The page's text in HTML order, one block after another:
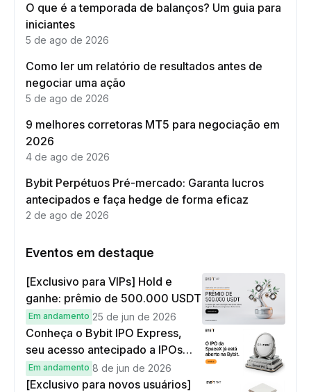
O que é a temporada de balanços? Um guia para
iniciantes
5 de ago de 2026
Como ler um relatório de resultados antes de
negociar uma ação
5 de ago de 2026
9 melhores corretoras MT5 para negociação em
2026
4 de ago de 2026
Bybit Perpétuos Pré-mercado: Garanta lucros
antecipados e faça hedge de forma eficaz
2 de ago de 2026
Eventos em destaque
[Exclusivo para VIPs] Hold e
ganhe: prêmio de 500.000 USDT
Em andamento 25 de jun de 2026
Conheça o Bybit IPO Express,
seu acesso antecipado a IPOs
globais
Em andamento 8 de jun de 2026
[Exclusivo para novos usuários]